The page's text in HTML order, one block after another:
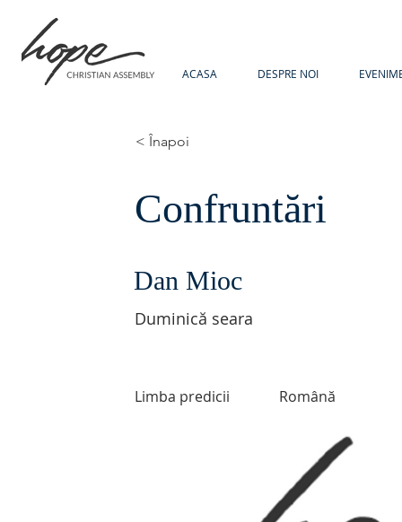
ACASA DESPRE NOI
< Înapoi
Confruntări
Dan Mioc
Duminică seara
Limba predicii Română